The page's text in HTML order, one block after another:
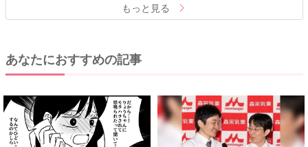
もっと見る
あなたにおすすめの記事